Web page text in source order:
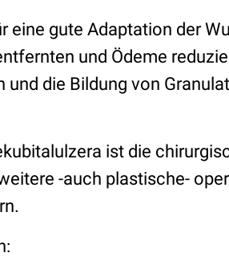
eine gute Adaptation der
und Ödeme
die Bildung von
ist die
-auch plastische-